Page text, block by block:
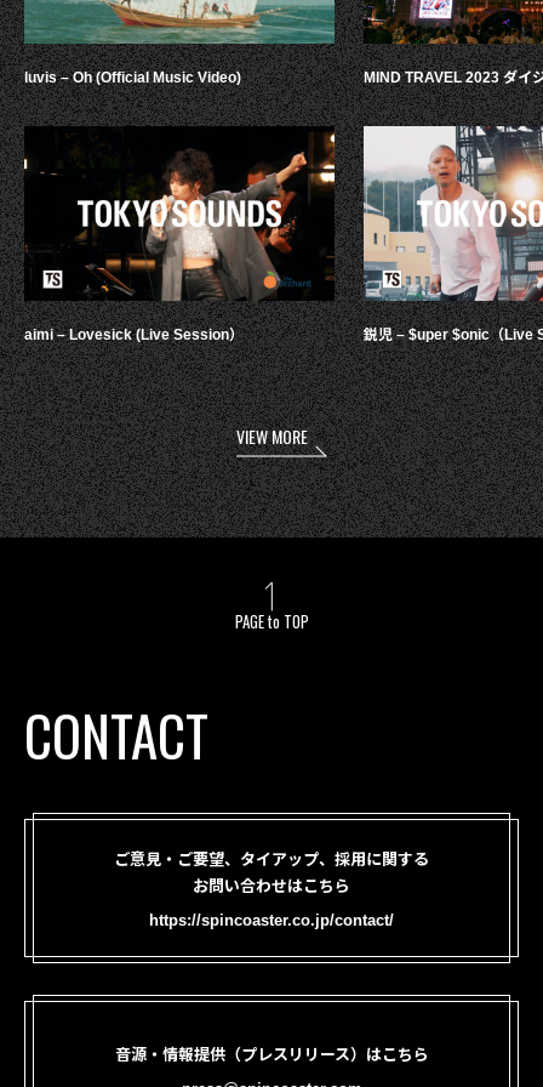
luvis – Oh (Official Music Video)
aimi – Lovesick (Live Session）
MIND TRAVEL 2023 ダイ
鋭児 – $uper $onic（Live
VIEW MORE
PAGE to TOP
CONTACT
ご意見・ご要望、タイアップ、採用に関する
お問い合わせはこちら
https://spincoaster.co.jp/contact/
音源・情報提供（プレスリリース）はこちら